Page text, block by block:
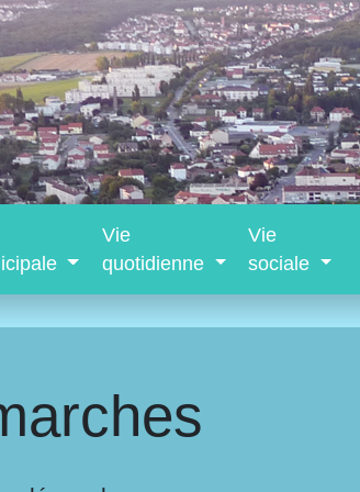
Vie
quotidienne
Vie
sociale